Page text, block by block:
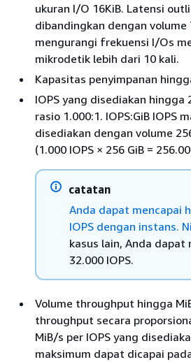
ukuran I/O 16KiB. Latensi
dibandingkan dengan volume
mengurangi frekuensi I/Os
mikrodetik lebih dari 10 kali.
Kapasitas penyimpanan
IOPS yang disediakan hingga
rasio 1.000:1. IOPS:GiB IOPS
disediakan dengan volume
(1.000 IOPS × 256 GiB =
catatan
Anda dapat mencapai
IOPS dengan instans.
kasus lain, Anda dapat
32.000 IOPS.
Volume throughput hingga
throughput secara
MiB/s per IOPS yang
maksimum dapat dicapai